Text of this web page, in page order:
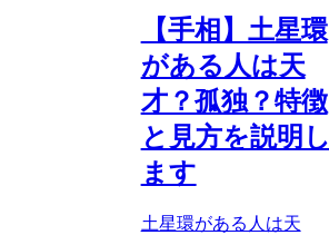
【手相】土星環
がある人は天
才？孤独？特徴
と見方を説明し
ます
土星環がある人は天